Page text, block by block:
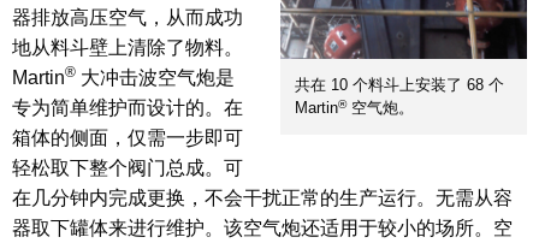
共在 10 个料斗上安装了 68 个
Martin®空气炮。
器排放高压空气，从而成功
地从料斗壁上清除了物料。
Martin® 大冲击波空气炮是
专为简单维护而设计的。在
箱体的侧面，仅需一步即可
轻松取下整个阀门总成。可
在几分钟内完成更换，不会干扰正常的生产运行。无需从容
器取下罐体来进行维护。该空气炮还适用于较小的场所。空